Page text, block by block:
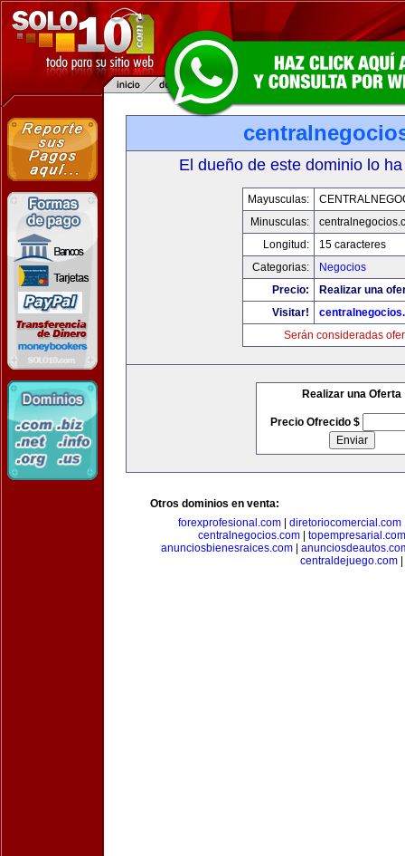
El dueño de este dominio lo
Mayusculas:
Minusculas:
Longitud:
15 caracteres
Categorias:
Negocios
Precio:
Realizar una
Visitar!
Serán consideradas
Realizar una Oferta
Precio Ofrecido $
Otros dominios en venta:
forexprofesional.com| diretoriocomercial.com
centralnegocios.com| topempresarial.com
anunciosbienesraices.com|
centraldejuego.com